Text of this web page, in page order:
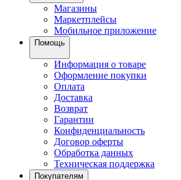
Магазины
Маркетплейсы
Мобильное приложение
Помощь
Информация о товаре
Оформление покупки
Оплата
Доставка
Возврат
Гарантии
Конфиденциальность
Договор оферты
Обработка данных
Техническая поддержка
Покупателям